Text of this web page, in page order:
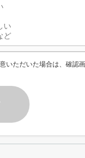
いただいた場合は、確認